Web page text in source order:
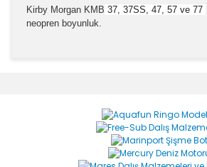
Kirby Morgan KMB 37, 37SS, 47, 57 ve 77
neopren boyunluk.
Yorum Yaz
Ürün resmi kalitesiz, bozuk veya
Ürün açıklamasında eksik bilgiler